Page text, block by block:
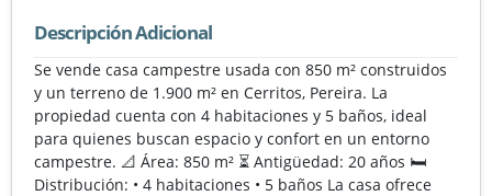
Descripción Adicional
Se vende casa campestre usada con 850 m² construidos
y un terreno de 1.900 m² en Cerritos, Pereira. La
propiedad cuenta con 4 habitaciones y 5 baños, ideal
para quienes buscan espacio y confort en un entorno
campestre. 📐 Área: 850 m² ⏳ Antigüedad: 20 años 🛏️
Distribución: • 4 habitaciones • 5 baños La casa ofrece